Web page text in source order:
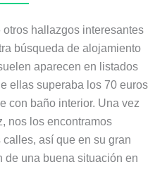
hallazgos interesantes
búsqueda de alojamiento
aparecen en listados
ellas superaba los 70 euros
con baño interior. Una vez
nos los encontramos
así que en su gran
de una buena situación en